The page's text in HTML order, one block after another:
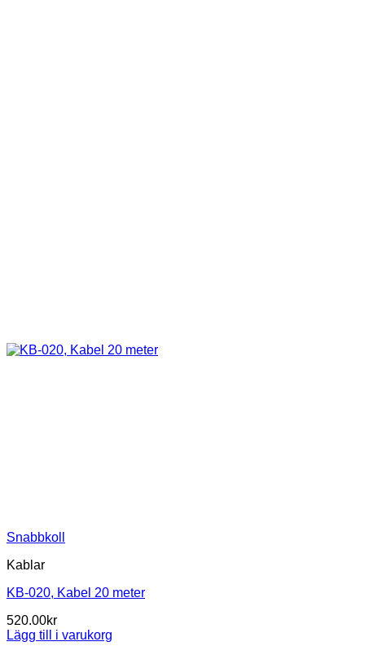
Snabbkoll
Kablar
KB-020, Kabel 20 meter
520.00kr
Lägg till i varukorg